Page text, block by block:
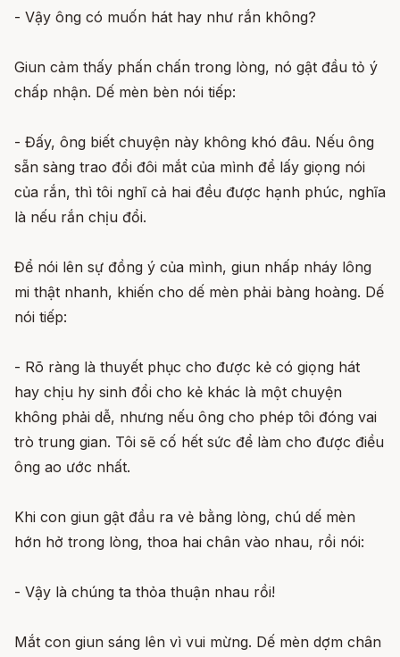
- Vậy ông có muốn hát hay như rắn không?
Giun cảm thấy phấn chấn trong lòng, nó gật đầu tỏ ý
chấp nhận. Dế mèn bèn nói tiếp:
- Đấy, ông biết chuyện này không khó đâu. Nếu ông
sẵn sàng trao đổi đôi mắt của mình để lấy giọng nói
của rắn, thì tôi nghĩ cả hai đều được hạnh phúc, nghĩa
là nếu rắn chịu đổi.
Để nói lên sự đồng ý của mình, giun nhấp nháy lông
mi thật nhanh, khiến cho dế mèn phải bàng hoàng. Dế
nói tiếp:
- Rõ ràng là thuyết phục cho được kẻ có giọng hát
hay chịu hy sinh đổi cho kẻ khác là một chuyện
không phải dễ, nhưng nếu ông cho phép tôi đóng vai
trò trung gian. Tôi sẽ cố hết sức để làm cho được điều
ông ao ước nhất.
Khi con giun gật đầu ra vẻ bằng lòng, chú dế mèn
hớn hở trong lòng, thoa hai chân vào nhau, rồi nói:
- Vậy là chúng ta thỏa thuận nhau rồi!
Mắt con giun sáng lên vì vui mừng. Dế mèn dợm chân